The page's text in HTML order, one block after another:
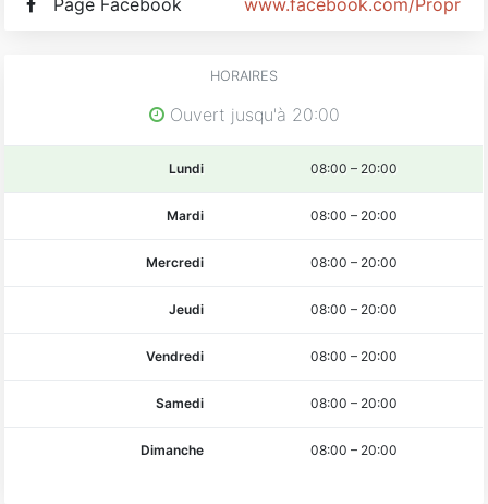
HORAIRES
Ouvert jusqu'à 20:00
Lundi 08:00 – 20:00
Mardi 08:00 – 20:00
Mercredi 08:00 – 20:00
Jeudi 08:00 – 20:00
Vendredi 08:00 – 20:00
Samedi 08:00 – 20:00
Dimanche 08:00 – 20:00